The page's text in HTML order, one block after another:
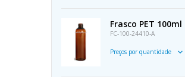
Frasco PET
FC-100-24410-A
Preços por quantidade